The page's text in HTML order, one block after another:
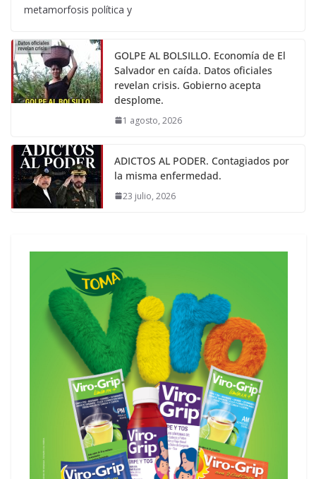
metamorfosis política y
GOLPE AL BOLSILLO. Economía de El
Salvador en caída. Datos oficiales
revelan crisis. Gobierno acepta
desplome.
1 agosto, 2026
ADICTOS AL PODER. Contagiados por
la misma enfermedad.
23 julio, 2026